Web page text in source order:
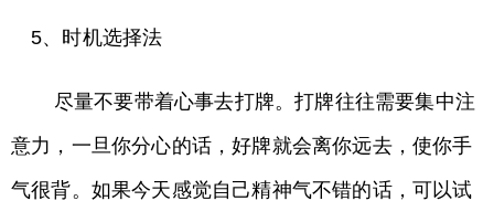
5、时机选择法
尽量不要带着心事去打牌。打牌往往需要集中注
意力，一旦你分心的话，好牌就会离你远去，使你手
气很背。如果今天感觉自己精神气不错的话，可以试